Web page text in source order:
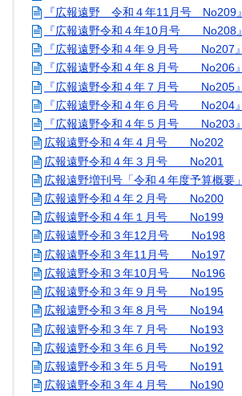
『広報遠野 令和４年11月号 No209』
『広報遠野令和４年10月号 No208』
『広報遠野令和４年９月号 No207』
『広報遠野令和４年８月号 No206』
『広報遠野令和４年７月号 No205』
『広報遠野令和４年６月号 No204』
『広報遠野令和４年５月号 No203』
広報遠野令和４年４月号 No202
広報遠野令和４年３月号 No201
広報遠野増刊号「令和４年度予算概要」
広報遠野令和４年２月号 No200
広報遠野令和４年１月号 No199
広報遠野令和３年12月号 No198
広報遠野令和３年11月号 No197
広報遠野令和３年10月号 No196
広報遠野令和３年９月号 No195
広報遠野令和３年８月号 No194
広報遠野令和３年７月号 No193
広報遠野令和３年６月号 No192
広報遠野令和３年５月号 No191
広報遠野令和３年４月号 No190